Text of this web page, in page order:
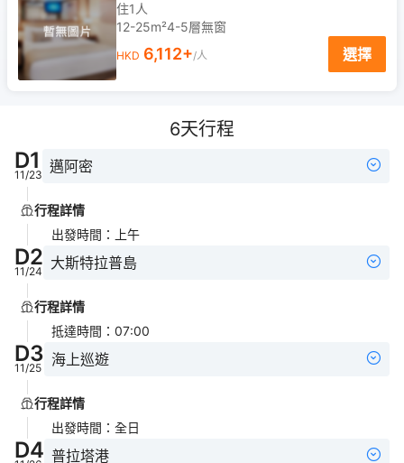
住1人
12-25m²4-5層無窗
HKD 6,112+/人 選擇
6天行程
D1
11/23 邁阿密
行程詳情
出發時間 ： 上午
D2
11/24 大斯特拉普島
行程詳情
抵達時間 ： 07:00
D3
11/25 海上巡遊
行程詳情
出發時間 ： 全日
D4 普拉塔港